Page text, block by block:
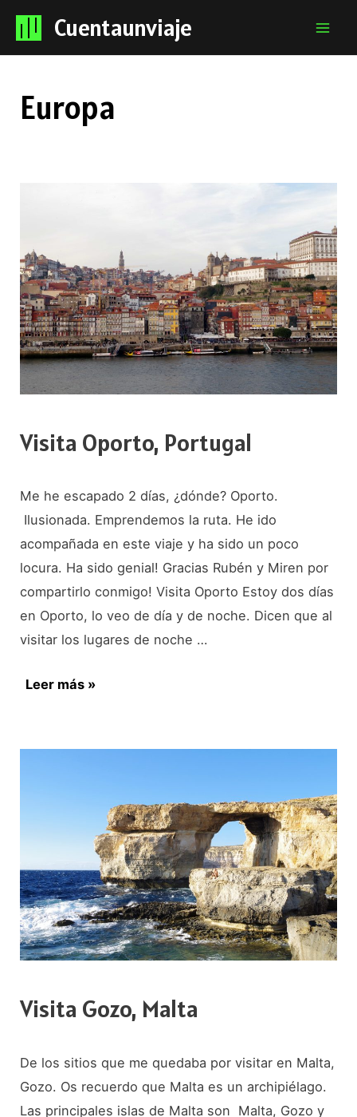
Cuentaunviaje
Europa
Visita Oporto, Portugal
Me he escapado 2 días, ¿dónde? Oporto.
Ilusionada. Emprendemos la ruta. He ido
acompañada en este viaje y ha sido un poco
locura. Ha sido genial! Gracias Rubén y Miren por
compartirlo conmigo! Visita Oporto Estoy dos días
en Oporto, lo veo de día y de noche. Dicen que al
visitar los lugares de noche …
Visita
Leer más »
Visita Gozo, Malta
De los sitios que me quedaba por visitar en Malta,
Gozo. Os recuerdo que Malta es un archipiélago.
Las principales islas de Malta son Malta, Gozo y